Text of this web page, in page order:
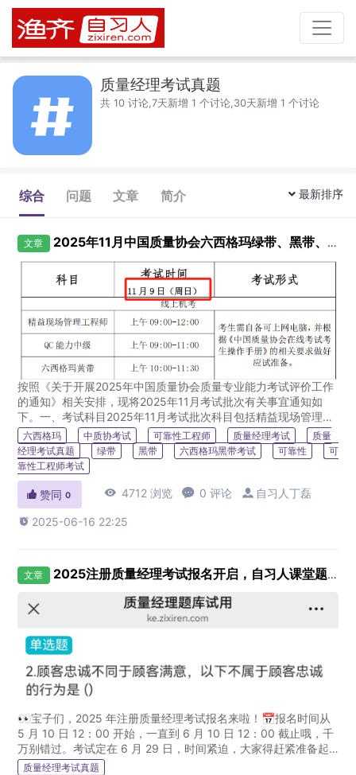
质量经理考试真题
共 10 讨论,7天新增 1 个讨论,30天新增 1 个讨论
综合 问题 文章 简介 最新排序
文章 2025年11月中国质量协会六西格玛绿带、黑带、可靠性工程师与质量经理考试报名的通知
按照《关于开展2025年中国质量协会质量专业能力考试评价工作
的通知》相关安排，现将2025年11月考试批次有关事宜通知如
下。一、考试科目2025年11月考试批次科目包括精益现场管理工
程师、QC小组活动专业能力中级、六西格玛黄带、六西格玛绿
带...
六西格玛 中质协考试 可靠性工程师 质量经理考试
质量
经理考试真题
绿带 黑带 六西格玛黑带考试 可靠性
可
靠性工程师考试
 赞同 0  4712 浏览  0 评论  自习人丁磊
 2025-06-16 22:25
文章 2025注册质量经理考试报名开启，自习人课堂题库超给力！
👀宝子们，2025 年注册质量经理考试报名来啦！📅报名时间从
5 月 10 日 12：00 开始，一直到 6 月 10 日 12：00 截止哦，千
万别错过。考试定在 6 月 29 日，时间紧迫，大家得赶紧准备起
来。至于质量经理的报名条件，已...
质量经理考试真题